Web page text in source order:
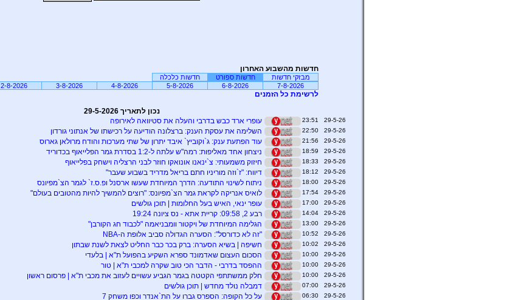
חדשות מהשבוע האחרון
מבזקי חדשות חדשות ספורט
חדשות כלכלה
7-8-2026
6-8-2026
5-8-2026
4-8-2026
3-8-2026
2-8-2026
לרשימת כל הזמנים
נכון לתאריך 29-5-2026
29-5-26 23:51 עופרי ארד כבש בדרבי והעלה את סטיוואה לאירופה
29-5-26 22:50 השלימה את עסקת הענק: ברצלונה הודיעה על רכישתו של אנתוני גורדון
29-5-26 21:56 עוד הפתעת ענק: ג`וקוביץ` איבד יתרון של שתי מערכות והודח מרולאן גארוס
29-5-26 18:59 ניצחון אחד מאליפות: רמה"ש עלתה ל-1:2 בסדרת גמר הפלייאוף בכדוריד
29-5-26 18:33 חיזוק משמעותי: צ`ינאנו אונואקו חוזר לבני הרצליה וישחק בפלייאוף
29-5-26 18:12 דיווח: "ז`וזה מוריניו חתם בריאל מדריד בשבוע שעבר"
29-5-26 18:00 ניתוח לשינוי התודעה: הדרך המיוחדת שעשו ארסנל ופ.ס.ז` לגמר הצ`מפיונס
29-5-26 17:54 לואיס אנריקה לקראת גמר הצ`מפיונס: "רוצים להמשיך להיות מהטובים בעולם"
29-5-26 17:00 עופר ינאי, האיש בעל החלומות | תוכן גולשים
29-5-26 14:04 רבע 2, 09:58: קריית אתא - נס ציונה 19:24
29-5-26 13:00 הגלימה המיוחדת של ויקטור וומבניאמה "לכבוד חג הקורבן"
29-5-26 10:52 "זה לא כדורסל": הסערה הגדולה סביב אלופת ה-NBA
29-5-26 10:02 חשיפה | בשיא הסערה: ברק בכר כבר החליט לצאת לשנת שבתון
29-5-26 10:00 הסכום העצום שאדמונד ספרא השקיע בהפועל ת"א | בלעדי
29-5-26 10:00 ההפסד בדרבי - הדבר הכי טוב שקרה למכבי ת"א | טור
29-5-26 10:00 חלק ממשתתפי הקטטה בגמר הגביע עשויים לעזוב את מכבי ת"א | פרסום ראשון
29-5-26 07:00 דמבלה נולד מחדש | תוכן גולשים
29-5-26 06:30 על כל הקופה: הספרס גברו על הת`אנדר וכפו משחק 7